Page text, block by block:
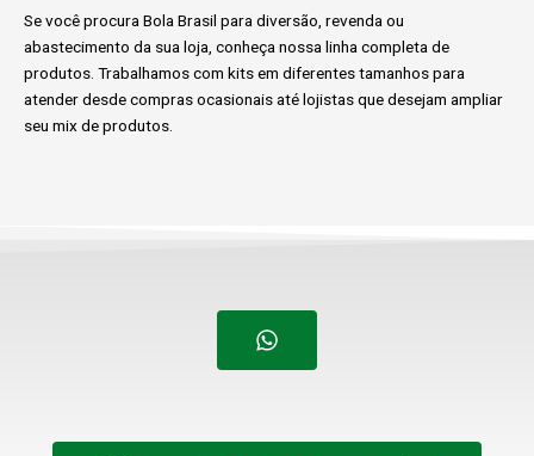
Se você procura Bola Brasil para diversão, revenda ou
abastecimento da sua loja, conheça nossa linha completa de
produtos. Trabalhamos com kits em diferentes tamanhos para
atender desde compras ocasionais até lojistas que desejam ampliar
seu mix de produtos.